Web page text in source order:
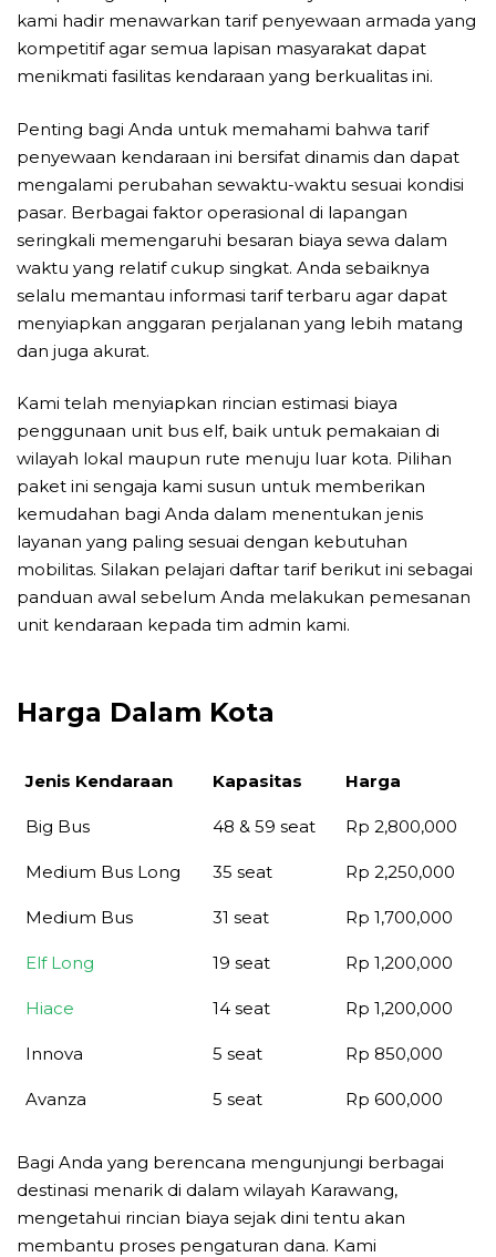
kami hadir menawarkan tarif penyewaan armada yang
kompetitif agar semua lapisan masyarakat dapat
menikmati fasilitas kendaraan yang berkualitas ini.
Penting bagi Anda untuk memahami bahwa tarif
penyewaan kendaraan ini bersifat dinamis dan dapat
mengalami perubahan sewaktu-waktu sesuai kondisi
pasar. Berbagai faktor operasional di lapangan
seringkali memengaruhi besaran biaya sewa dalam
waktu yang relatif cukup singkat. Anda sebaiknya
selalu memantau informasi tarif terbaru agar dapat
menyiapkan anggaran perjalanan yang lebih matang
dan juga akurat.
Kami telah menyiapkan rincian estimasi biaya
penggunaan unit bus elf, baik untuk pemakaian di
wilayah lokal maupun rute menuju luar kota. Pilihan
paket ini sengaja kami susun untuk memberikan
kemudahan bagi Anda dalam menentukan jenis
layanan yang paling sesuai dengan kebutuhan
mobilitas. Silakan pelajari daftar tarif berikut ini sebagai
panduan awal sebelum Anda melakukan pemesanan
unit kendaraan kepada tim admin kami.
Harga Dalam Kota
Jenis Kendaraan Kapasitas
Harga
Jenis Kendaraan
Kapasitas Harga
Big Bus 48 & 59 seat Rp 2,800,000
Medium Bus Long 35 seat Rp 2,250,000
Medium Bus 31 seat Rp 1,700,000
Elf Long 19 seat Rp 1,200,000
Hiace 14 seat Rp 1,200,000
Innova 5 seat Rp 850,000
Avanza 5 seat Rp 600,000
Bagi Anda yang berencana mengunjungi berbagai
destinasi menarik di dalam wilayah Karawang,
mengetahui rincian biaya sejak dini tentu akan
membantu proses pengaturan dana. Kami